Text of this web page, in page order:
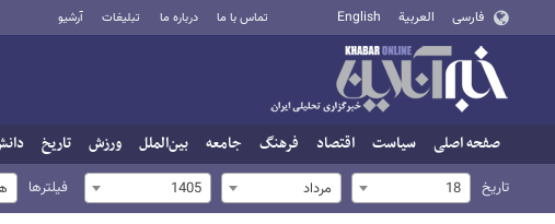
فارسی العربية English تماس با ما درباره ما تبلیغات آرشیو
صفحه اصلی سیاست اقتصاد فرهنگ جامعه بین‌الملل ورزش تاریخ
تاریخ 18 مرداد 1405 فیلترها